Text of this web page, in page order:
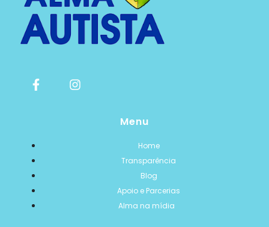
Menu
Home
Transparência
Blog
Apoio e Parcerias
Alma na mídia